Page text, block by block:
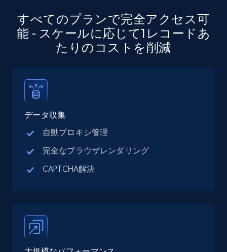
すべてのプランで完全アクセス可
能 - スケールに応じて1レコードあ
たりのコストを削減
データ収集
自動プロキシ管理
完全なブラウザレンダリング
CAPTCHA解決